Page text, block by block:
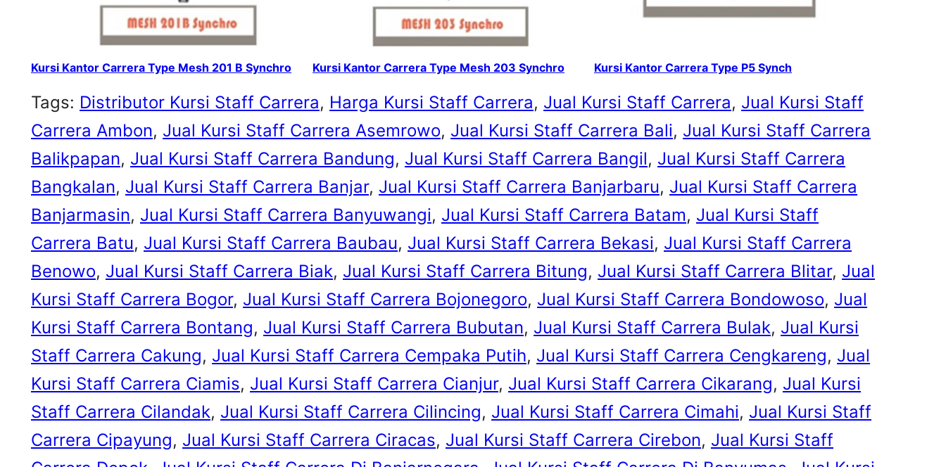
Kursi Kantor Carrera Type Mesh 201 B Synchro Kursi Kantor Carrera Type Mesh 203 Synchro Kursi Kantor Carrera Type P5 Synch
Tags: Distributor Kursi Staff Carrera, Harga Kursi Staff Carrera, Jual Kursi Staff Carrera, Jual Kursi Staff
Carrera Ambon, Jual Kursi Staff Carrera Asemrowo, Jual Kursi Staff Carrera Bali, Jual Kursi Staff Carrera
Balikpapan, Jual Kursi Staff Carrera Bandung, Jual Kursi Staff Carrera Bangil, Jual Kursi Staff Carrera
Bangkalan, Jual Kursi Staff Carrera Banjar, Jual Kursi Staff Carrera Banjarbaru, Jual Kursi Staff Carrera
Banjarmasin, Jual Kursi Staff Carrera Banyuwangi, Jual Kursi Staff Carrera Batam, Jual Kursi Staff
Carrera Batu, Jual Kursi Staff Carrera Baubau, Jual Kursi Staff Carrera Bekasi, Jual Kursi Staff Carrera
Benowo, Jual Kursi Staff Carrera Biak, Jual Kursi Staff Carrera Bitung, Jual Kursi Staff Carrera Blitar, Jual
Kursi Staff Carrera Bogor, Jual Kursi Staff Carrera Bojonegoro, Jual Kursi Staff Carrera Bondowoso, Jual
Kursi Staff Carrera Bontang, Jual Kursi Staff Carrera Bubutan, Jual Kursi Staff Carrera Bulak, Jual Kursi
Staff Carrera Cakung, Jual Kursi Staff Carrera Cempaka Putih, Jual Kursi Staff Carrera Cengkareng, Jual
Kursi Staff Carrera Ciamis, Jual Kursi Staff Carrera Cianjur, Jual Kursi Staff Carrera Cikarang, Jual Kursi
Staff Carrera Cilandak, Jual Kursi Staff Carrera Cilincing, Jual Kursi Staff Carrera Cimahi, Jual Kursi Staff
Carrera Cipayung, Jual Kursi Staff Carrera Ciracas, Jual Kursi Staff Carrera Cirebon, Jual Kursi Staff